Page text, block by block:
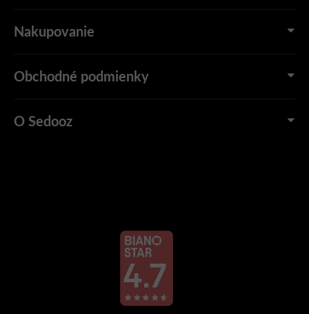
Nakupovanie
Obchodné podmienky
O Sedooz